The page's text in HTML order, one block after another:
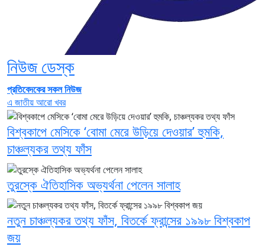
নিউজ ডেস্ক
প্রতিবেদকের সকল নিউজ
এ জাতীয় আরো খবর
বিশ্বকাপে মেসিকে ‘বোমা মেরে উড়িয়ে দেওয়ার’ হুমকি,
চাঞ্চল্যকর তথ্য ফাঁস
তুরস্কে ঐতিহাসিক অভ্যর্থনা পেলেন সালাহ
নতুন চাঞ্চল্যকর তথ্য ফাঁস, বিতর্কে ফ্রান্সের ১৯৯৮ বিশ্বকাপ
জয়